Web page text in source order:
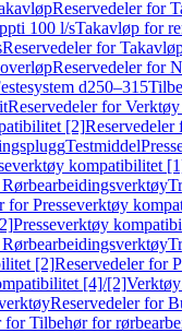
Reservedeler for
100 l/sTakavløp for
Reservedeler for
Reservedeler for
d250–315
Reservedeler for
[2]
Testmiddel
kompatibilitet
for Presseverktøy
Presseverktøy
[2]Reservedeler for
[4]/[2]
Reservedeler for
for Tilbehør for